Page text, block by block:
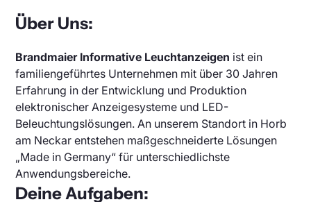
Vacant Ad
Parking Sensor
Digital Display Numbers
Andon Boards
Über Uns:
Brandmaier Informative Leuchtanzeigen ist ein
familiengeführtes Unternehmen mit über 30 Jahren
Erfahrung in der Entwicklung und Produktion
elektronischer Anzeigesysteme und LED-
Beleuchtungslösungen. An unserem Standort in Horb
am Neckar entstehen maßgeschneiderte Lösungen
„Made in Germany“ für unterschiedlichste
Anwendungsbereiche.
Deine Aufgaben: